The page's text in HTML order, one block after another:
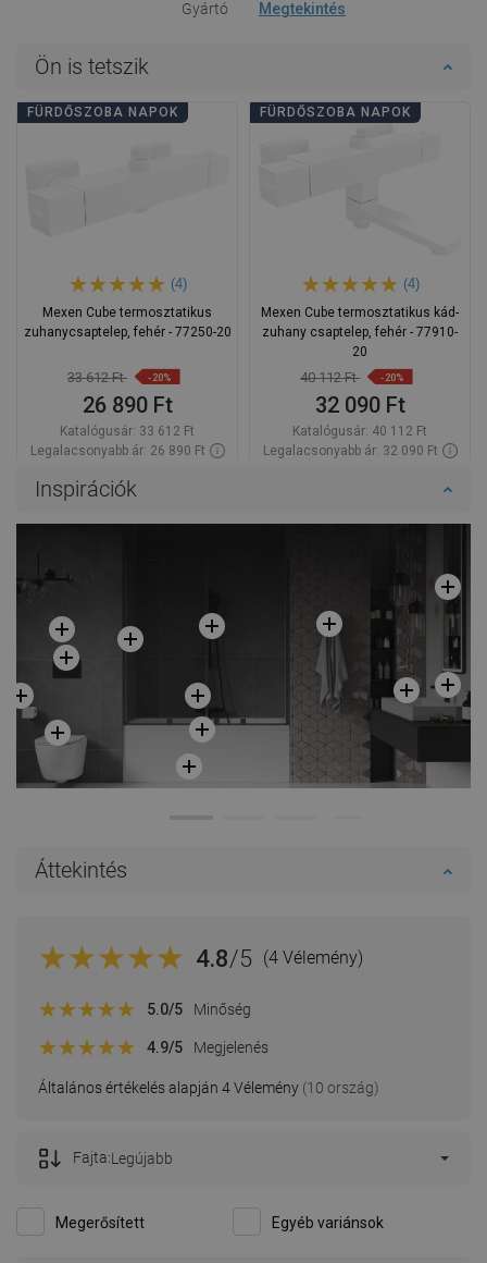
Gyártó Megtekintés
Ön is tetszik
FÜRDŐSZOBA NAPOK
(4)
Mexen Cube termosztatikus
zuhanycsaptelep, fehér - 77250-20
33 612 Ft -20%
26 890 Ft
Katalógusár: 33 612 Ft
Legalacsonyabb ár: 26 890 Ft
FÜRDŐSZOBA NAPOK
(4)
Mexen Cube termosztatikus kád-
zuhany csaptelep, fehér - 77910-
20
40 112 Ft -20%
32 090 Ft
Katalógusár: 40 112 Ft
Legalacsonyabb ár: 32 090 Ft
Inspirációk
Áttekintés
4.8/5 (4 Vélemény)
Általános értékelés alapján 4 Vélemény (10 ország)
5.0/5 Minőség
4.9/5 Megjelenés
Megerősített Egyéb variánsok
Fajta:Legújabb